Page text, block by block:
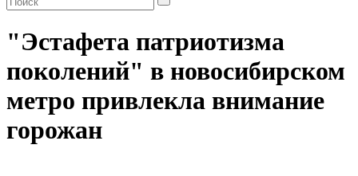
"Эстафета патриотизма
поколений" в новосибирском
метро привлекла внимание
горожан